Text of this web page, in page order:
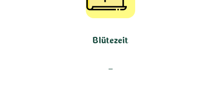
Blütezeit
–